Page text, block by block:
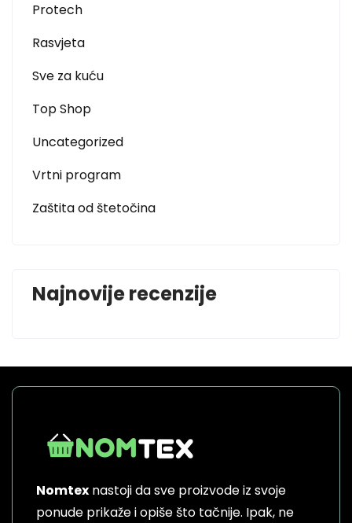
Protech
Rasvjeta
Sve za kuću
Top Shop
Uncategorized
Vrtni program
Zaštita od štetočina
Najnovije recenzije
Nomtex nastoji da sve proizvode iz svoje
ponude prikaže i opiše što tačnije. Ipak, ne